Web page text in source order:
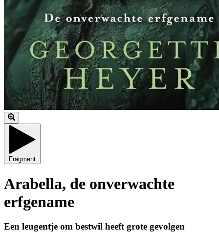
Fragment
Arabella, de onverwachte
erfgename
Een leugentje om bestwil heeft grote gevolgen